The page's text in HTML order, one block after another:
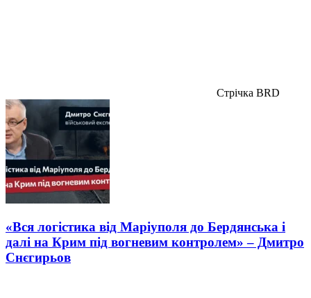
Стрічка BRD
«Вся логістика від Маріуполя до Бердянська і
далі на Крим під вогневим контролем» – Дмитро
Снєгирьов